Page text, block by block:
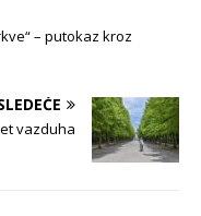
– putokaz kroz
vazduha